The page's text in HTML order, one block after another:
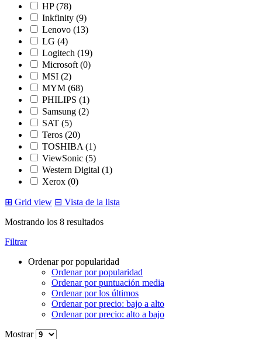
HP (78)
Inkfinity (9)
Lenovo (13)
LG (4)
Logitech (19)
Microsoft (0)
MSI (2)
MYM (68)
PHILIPS (1)
Samsung (2)
SAT (5)
Teros (20)
TOSHIBA (1)
ViewSonic (5)
Western Digital (1)
Xerox (0)
⊞ Grid view ⊟ Vista de la lista
Mostrando los 8 resultadosOrdenado
Filtrar
Ordenar por popularidad
Ordenar por popularidad
Ordenar por puntuación media
Ordenar por los últimos
Ordenar por precio: bajo a alto
Ordenar por precio: alto a bajo
Mostrar